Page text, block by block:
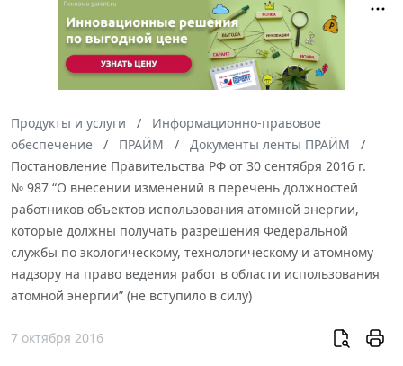
Продукты и услуги
Информационно-правовое
обеспечение
ПРАЙМ
Документы ленты ПРАЙМ
Постановление Правительства РФ от 30 сентября 2016 г.
№ 987 “О внесении изменений в перечень должностей
работников объектов использования атомной энергии,
которые должны получать разрешения Федеральной
службы по экологическому, технологическому и атомному
надзору на право ведения работ в области использования
атомной энергии” (не вступило в силу)
7 октября 2016